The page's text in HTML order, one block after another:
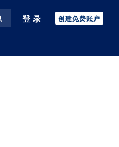
登录 创建免费账户